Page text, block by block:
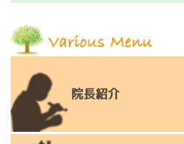
院長紹介